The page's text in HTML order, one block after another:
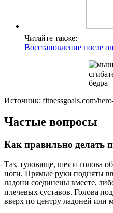
Читайте также:
Восстановление после
Источник: fitnessgoals.com/
Частые вопросы
Как правильно делать
Таз, туловище, шея и голова
ноги. Прямые руки подняты
ладони соединены вместе,
плечевых суставов. Голова
вверх по центру ладоней или